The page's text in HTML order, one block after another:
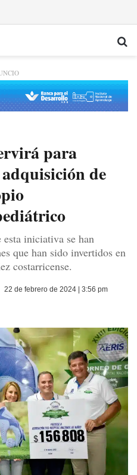
para
de
esta iniciativa se han
que han sido invertidos en
costarricense.
22 de febrero de 2024 | 3:56 pm